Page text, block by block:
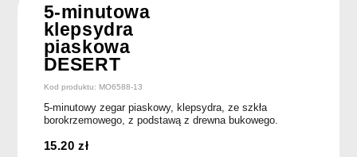
5-minutowa
klepsydra
piaskowa
DESERT
Kod produktu: MO6588-13
5-minutowy zegar piaskowy, klepsydra, ze szkła
borokrzemowego, z podstawą z drewna bukowego.
15.20zł